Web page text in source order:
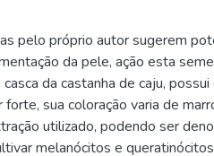
pelo próprio autor sugerem
da pele, ação esta
da castanha de caju,
sua coloração varia de
utilizado, podendo ser
melanócitos e